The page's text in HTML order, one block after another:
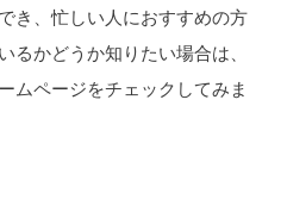
き、忙しい人におすすめの方
るかどうか知りたい場合は、
ムページをチェックしてみま